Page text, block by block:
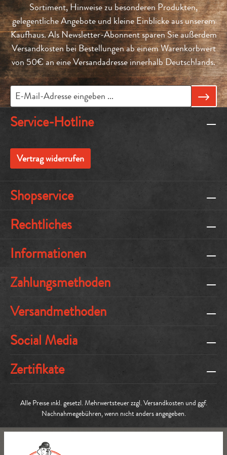
Sortiment, Hinweise zu besonderen Produkten,
gelegentliche Angebote und kleine Einblicke aus unserem
Kaufhaus. Als Newsletter-Abonnent sparen Sie außerdem
Versandkosten bei Bestellungen ab einem Warenkorbwert
von 50€ an eine Versandadresse innerhalb Deutschlands.
Service-Hotline
Vertrag widerrufen
Shopservice
Rechtliches
Informationen
Zahlungsmethoden
Versandmethoden
Social Media
Zertifikate
Alle Preise inkl. gesetzl. Mehrwertsteuer zzgl.Versandkosten und ggf.
Nachnahmegebühren, wenn nicht anders angegeben.